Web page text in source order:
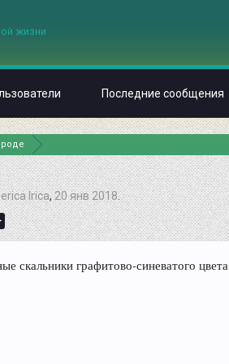
erica Irica,20 янв 2018.
скальники графитово-синеватого цвета
Последние сообщения